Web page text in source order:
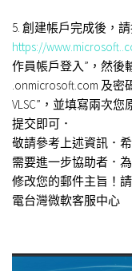
5. 創建帳戶完成後，
https://
作員帳戶登入”，然
.onmicrosoft.com 及
VLSC”，並填寫兩次
提交即可．
敬請參考上述資訊．
需要進一步協助者．
修改您的郵件主旨！
電台灣微軟客服中心